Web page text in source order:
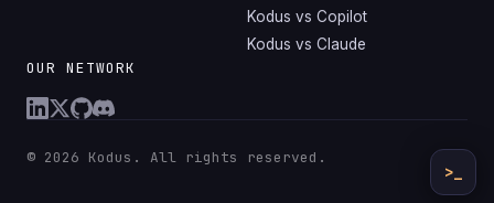
Kodus vs Copilot
Kodus vs Claude
OUR NETWORK
© 2026 Kodus. All rights reserved.
>_